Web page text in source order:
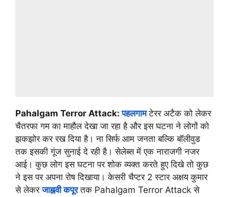
Pahalgam Terror Attack:पहलगामटेरर अटैक को लेकर
चैतरफा गम का माहौल देखा जा रहा है और इस घटना ने लोगों को
झकझोर कर रख दिया है। ना सिर्फ आम जनता बल्कि बॉलीवुड
तक इसकी गूंज सुनाई दे रही है। सेलेब्स में एक नाराजगी नजर
आई। कुछ लोग इस घटना पर शोक व्यक्त करते हुए दिखे तो कुछ
ने इस पर अपना रोष दिखाया। केसरी चैप्टर 2 स्टार अक्षय कुमार
से लेकरजाह्नवी कपूरतक Pahalgam Terror Attack से